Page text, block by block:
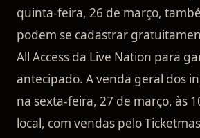
quinta-feira, 26 de março,
podem se cadastrar
All Access da Live Nation para
antecipado. A venda geral dos
na sexta-feira, 27 de março, às
local, com vendas pelo